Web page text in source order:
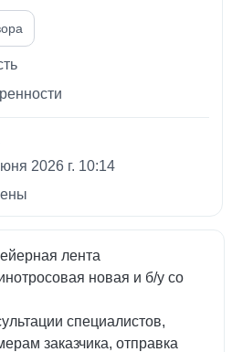
2026 г. 10:14
лента
новая и б/у со
специалистов,
заказчика, отправка